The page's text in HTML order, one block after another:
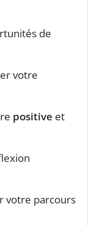
de
votre
positive et
votre parcours